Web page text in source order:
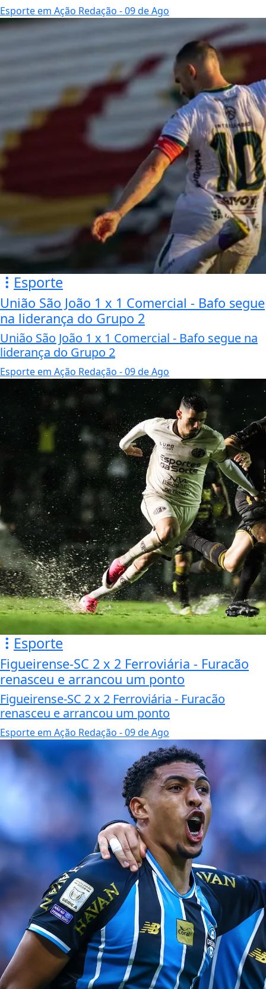
Esporte em Ação Redação - 09 de Ago
Esporte
União São João 1 x 1 Comercial - Bafo segue
na liderança do Grupo 2
União São João 1 x 1 Comercial - Bafo segue na
liderança do Grupo 2
Esporte em Ação Redação - 09 de Ago
Esporte
Figueirense-SC 2 x 2 Ferroviária - Furacão
renasceu e arrancou um ponto
Figueirense-SC 2 x 2 Ferroviária - Furacão
renasceu e arrancou um ponto
Esporte em Ação Redação - 09 de Ago